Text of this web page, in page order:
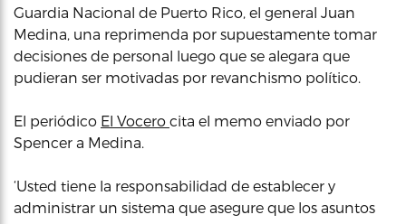
Guardia Nacional de Puerto Rico, el general Juan
Medina, una reprimenda por supuestamente tomar
decisiones de personal luego que se alegara que
pudieran ser motivadas por revanchismo político.
El periódico El Vocero cita el memo enviado por
Spencer a Medina.
‘Usted tiene la responsabilidad de establecer y
administrar un sistema que asegure que los asuntos